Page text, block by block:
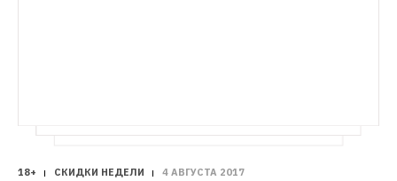
18+ СКИДКИ НЕДЕЛИ 4 АВГУСТА 2017